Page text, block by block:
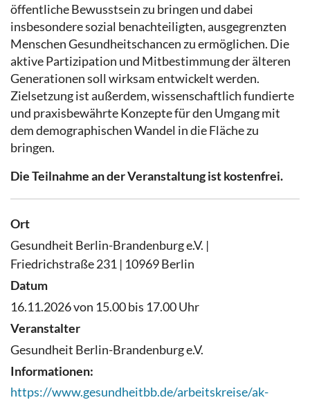
öffentliche Bewusstsein zu bringen und dabei
insbesondere sozial benachteiligten, ausgegrenzten
Menschen Gesundheitschancen zu ermöglichen. Die
aktive Partizipation und Mitbestimmung der älteren
Generationen soll wirksam entwickelt werden.
Zielsetzung ist außerdem, wissenschaftlich fundierte
und praxisbewährte Konzepte für den Umgang mit
dem demographischen Wandel in die Fläche zu
bringen.
Die Teilnahme an der Veranstaltung ist kostenfrei.
Ort
Gesundheit Berlin-Brandenburg e.V. |
Friedrichstraße 231 | 10969 Berlin
Datum
16.11.2026 von 15.00 bis 17.00 Uhr
Veranstalter
Gesundheit Berlin-Brandenburg e.V.
Informationen:
https://www.gesundheitbb.de/arbeitskreise/ak-